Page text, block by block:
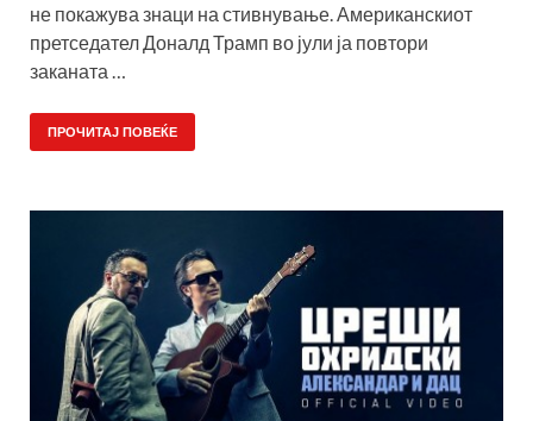
не покажува знаци на стивнување. Американскиот
претседател Доналд Трамп во јули ја повтори
заканата …
ПРОЧИТАЈ ПОВЕЌЕ